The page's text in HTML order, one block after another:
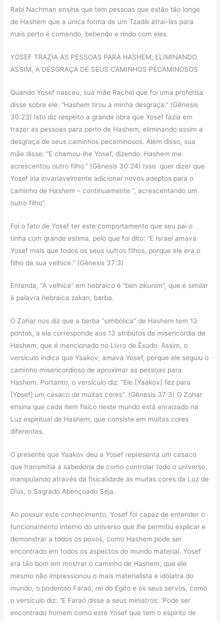
Rabi Nachman ensina que tem pessoas que estão tão longe
de Hashem que a única forma de um Tzadik atraí-las para
mais perto é comendo, bebendo e rindo com eles.
YOSEF TRAZIA AS PESSOAS PARA HASHEM, ELIMINANDO
ASSIM, A DESGRAÇA DE SEUS CAMINHOS PECAMINOSOS
Quando Yosef nasceu, sua mãe Rachel que foi uma profetisa
disse sobre ele: “Hashem tirou a minha desgraça.” (Gênesis
30:23) Isto diz respeito a grande obra que Yosef fazia em
trazer as pessoas para perto de Hashem, eliminando assim a
desgraça de seus caminhos pecaminosos. Além disso, sua
mãe disse: “E chamou-lhe Yosef, dizendo: Hashem me
acrescentou outro filho.” (Gênesis 30:24) Isso quer dizer que
Yosef iria invariavelmente adicionar novos adeptos para o
caminho de Hashem – continuamente “, acrescentando um
outro filho”.
Foi o fato de Yosef ter este comportamento que seu pai o
tinha com grande estima, pelo que foi dito: “E Israel amava
Yosef mais que todos os seus outros filhos, porque ele era o
filho da sua velhice.” (Gênesis 37:3)
Entenda, “A velhice” em hebraico é “ben zikunim”, que é similar
à palavra hebraica zakan, barba.
O Zohar nos diz que a barba “simbólica” de Hashem tem 13
pontos, a ela corresponde aos 13 atributos da misericórdia de
Hashem, que é mencionado no Livro de Êxodo. Assim, o
versículo indica que Yaakov, amava Yosef, porque ele seguiu o
caminho misericordioso de aproximar as pessoas para
Hashem. Portanto, o versículo diz: “Ele [Yaakov] fez para
[Yosef] um casaco de muitas cores”. (Gênesis 37:3) O Zohar
ensina que cada item físico neste mundo está enraizado na
Luz espiritual de Hashem, que consiste em muitas cores
diferentes.
O presente que Yaakov deu a Yosef representa um casaco
que transmitia a sabedoria de como controlar todo o universo,
manipulando através da fisicalidade as muitas cores da Luz de
D’us, o Sagrado Abençoado Seja.
Ao possuir este conhecimento, Yosef foi capaz de entender o
funcionamento interno do universo que lhe permitiu explicar e
demonstrar a todos os povos, como Hashem pode ser
encontrado em todos os aspectos do mundo material. Yosef
era tão bom em mostrar o caminho de Hashem, que ele
mesmo não impressionou o mais materialista e idólatra do
mundo, o poderoso Faraó, rei do Egito e os seus servos, como
o versículo diz: “E Faraó disse a seus ministros: ‘Pode ser
encontrado homem como este Yosef que tem o espírito de